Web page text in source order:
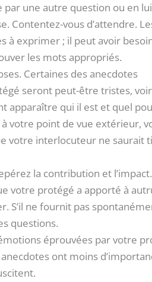
par une autre question ou en lui
Contentez-vous d’attendre.
à exprimer ; il peut avoir
les mots appropriés.
Certaines des anecdotes
seront peut-être tristes,
apparaître qui il est et quel
votre point de vue extérieur,
votre interlocuteur ne saurait
la contribution et l’impact.
votre protégé a apporté à
S’il ne fournit pas
questions.
éprouvées par votre
ont moins